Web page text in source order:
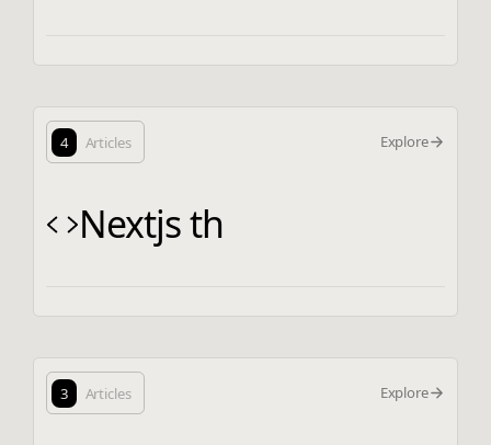
4 Articles Explore
Nextjs th
3 Articles Explore